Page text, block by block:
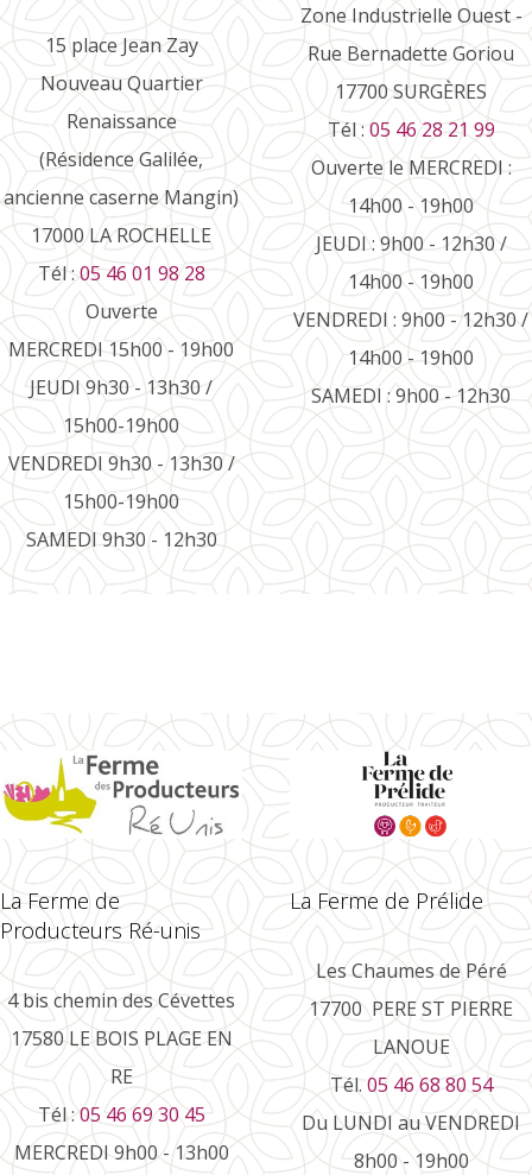
Zone Industrielle Ouest -
Rue Bernadette Goriou
17700 SURGÈRES
Tél : 05 46 28 21 99
Ouverte le MERCREDI :
14h00 - 19h00
JEUDI : 9h00 - 12h30 /
14h00 - 19h00
VENDREDI : 9h00 - 12h30 /
14h00 - 19h00
SAMEDI : 9h00 - 12h30
15 place Jean Zay
Nouveau Quartier
Renaissance
(Résidence Galilée,
ancienne caserne Mangin)
17000 LA ROCHELLE
Tél :05 46 01 98 28
Ouverte
MERCREDI 15h00 - 19h00
JEUDI 9h30 - 13h30 /
15h00-19h00
VENDREDI 9h30 - 13h30 /
15h00-19h00
SAMEDI 9h30 - 12h30
La Ferme de Prélide
Les Chaumes de Péré
17700 PERE ST PIERRE
LANOUE
Tél. 05 46 68 80 54
Du LUNDI au VENDREDI
8h00 - 19h00
La Ferme de
Producteurs Ré-unis
4 bis chemin des Cévettes
17580 LE BOIS PLAGE EN
RE
Tél :05 46 69 30 45
MERCREDI 9h00 - 13h00